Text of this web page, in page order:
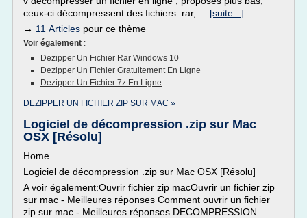
ceux-ci décompressent des fichiers .rar,... [suite...]
→ 11 Articles pour ce thème
Voir également :
Dezipper Un Fichier Rar Windows 10
Dezipper Un Fichier Gratuitement En Ligne
Dezipper Un Fichier 7z En Ligne
DEZIPPER UN FICHIER ZIP SUR MAC »
Logiciel de décompression .zip sur Mac
OSX [Résolu]
Home
Logiciel de décompression .zip sur Mac OSX [Résolu]
A voir également:Ouvrir fichier zip macOuvrir un fichier zip
sur mac - Meilleures réponses Comment ouvrir un fichier
zip sur mac - Meilleures réponses DECOMPRESSION